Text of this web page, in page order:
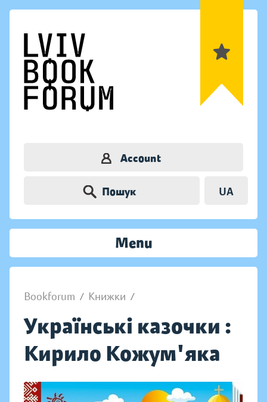
Account
Пошук UA
Menu
Bookforum / Книжки /
Українські казочки :
Кирило Кожум'яка